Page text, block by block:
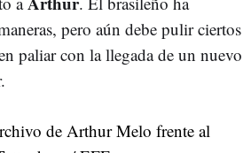
pero aún debe pulir ciertos
paliar con la llegada de un nuevo